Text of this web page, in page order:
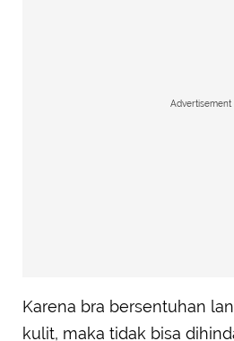
Advertisement
Karena bra bersentuhan
kulit, maka tidak bisa